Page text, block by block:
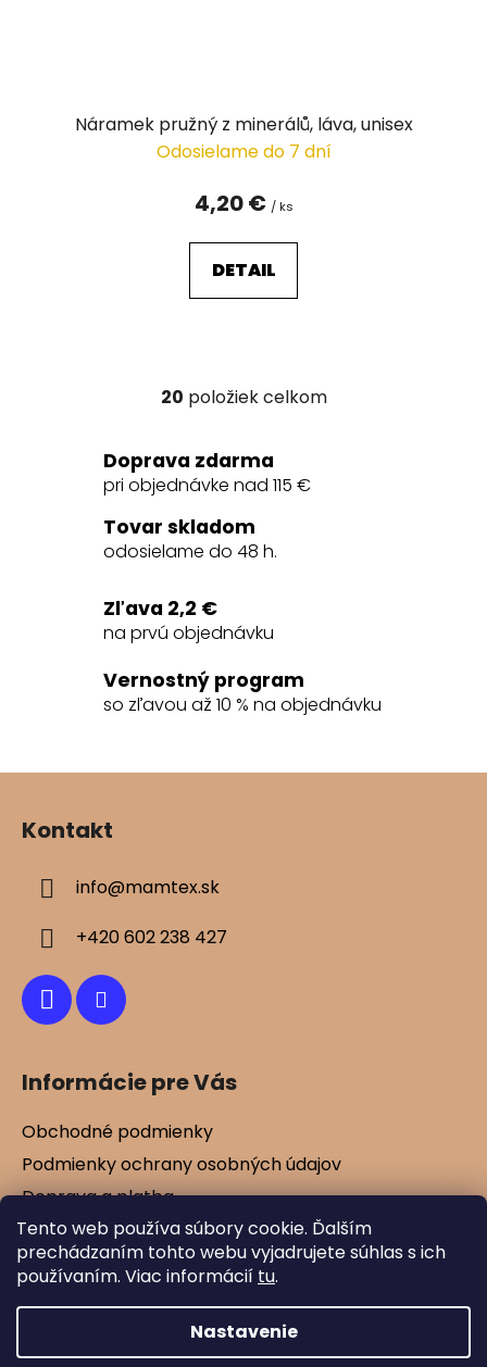
Tento web používa súbory cookie. Ďalším
prechádzaním tohto webu vyjadrujete súhlas s ich
používaním. Viac informácií tu.
Nastavenie
Náramek pružný z minerálů, láva, unisex
Odosielame do 7 dní
4,20 € / ks
DETAIL
O
l
á
a
c
p
r
v
k
y
ý
20 položiek celkom
Doprava zdarma
pri objednávke nad 115 €
Tovar skladom
odosielame do 48 h.
Zľava 2,2 €
na prvú objednávku
Vernostný program
so zľavou až 10 % na objednávku
Z
Kontakt
info@mamtex.sk
+420 602 238 427
Informácie pre Vás
Obchodné podmienky
Podmienky ochrany osobných údajov
Doprava a platba
Kontakty
Vernostné zľavy